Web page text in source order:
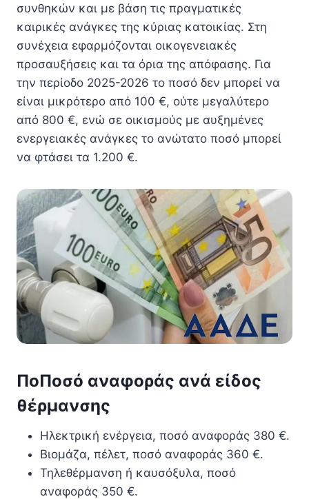
συνθηκών και με βάση τις πραγματικές
καιρικές ανάγκες της κύριας κατοικίας. Στη
συνέχεια εφαρμόζονται οικογενειακές
προσαυξήσεις και τα όρια της απόφασης. Για
την περίοδο 2025-2026 το ποσό δεν μπορεί να
είναι μικρότερο από 100 €, ούτε μεγαλύτερο
από 800 €, ενώ σε οικισμούς με αυξημένες
ενεργειακές ανάγκες το ανώτατο ποσό μπορεί
να φτάσει τα 1.200 €.
ΠοΠοσό αναφοράς ανά είδος
θέρμανσης
Ηλεκτρική ενέργεια, ποσό αναφοράς 380 €.
Βιομάζα, πέλετ, ποσό αναφοράς 360 €.
Τηλεθέρμανση ή καυσόξυλα, ποσό
αναφοράς 350 €.